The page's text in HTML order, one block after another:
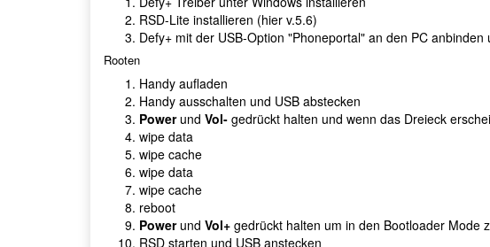
RSD-Lite installieren (hier v.5.6)
Defy+ mit der USB-Option "Phoneportal" an den PC anbinden
Rooten
Handy aufladen
Handy ausschalten und USB abstecken
Powerund Vol- gedrückt halten und wenn das Dreieck
wipe data
wipe cache
wipe data
wipe cache
reboot
Powerund Vol+ gedrückt halten um in den Bootloader Mode
RSD starten und USB anstecken